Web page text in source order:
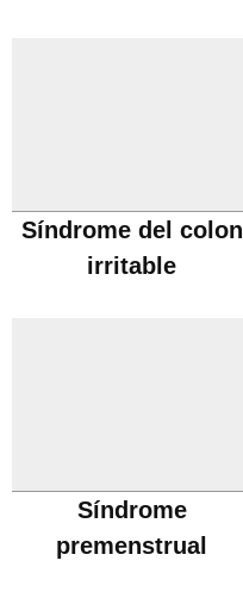
Síndrome del colon
irritable
Síndrome
premenstrual